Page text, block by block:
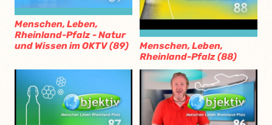
Menschen, Leben,
Rheinland-Pfalz - Natur
und Wissen im OKTV (89)
Menschen, Leben,
Rheinland-Pfalz (88)